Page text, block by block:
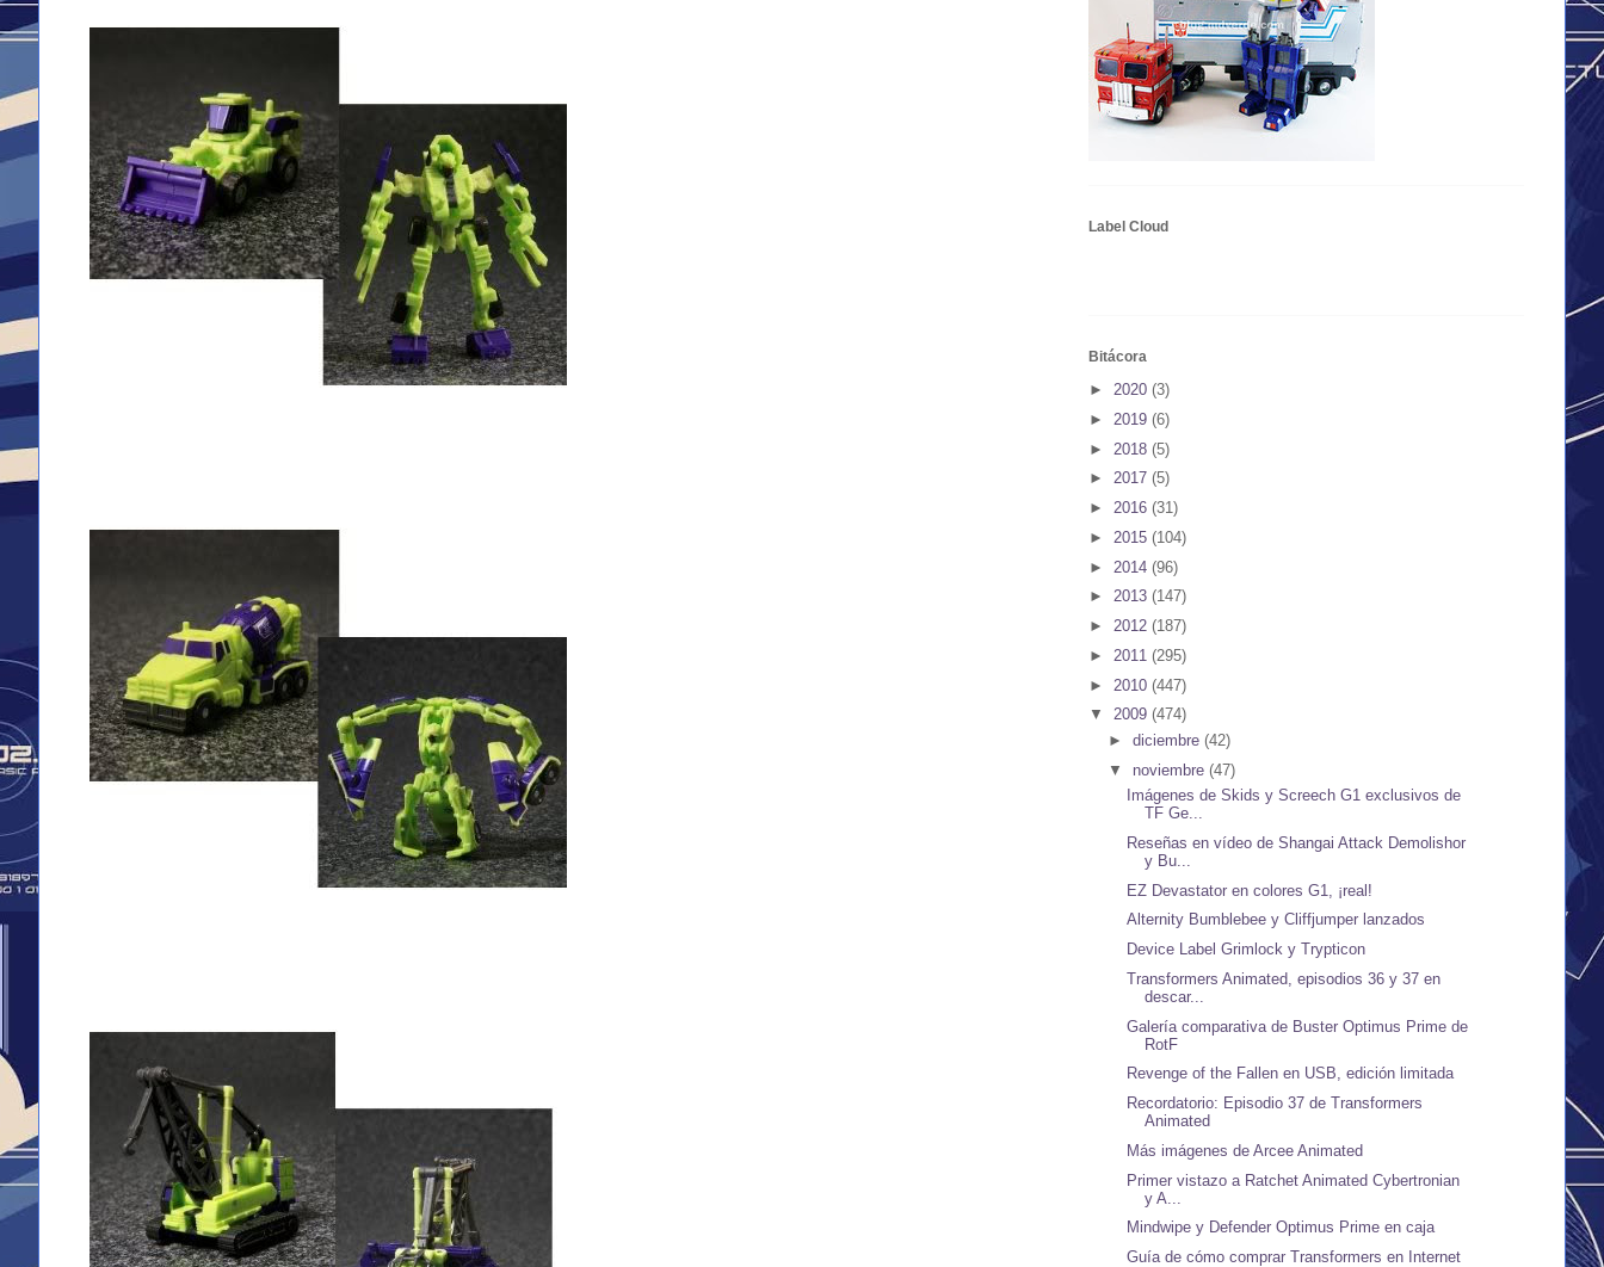
Label Cloud
Bitácora
► 2020 (3)
► 2019 (6)
► 2018 (5)
► 2017 (5)
► 2016 (31)
► 2015 (104)
► 2014 (96)
► 2013 (147)
► 2012 (187)
► 2011 (295)
► 2010 (447)
▼ 2009 (474)
► diciembre (42)
▼ noviembre (47)
Imágenes de Skids y Screech G1 exclusivos de
TF Ge...
Reseñas en vídeo de Shangai Attack Demolishor
y Bu...
EZ Devastator en colores G1, ¡real!
Alternity Bumblebee y Cliffjumper lanzados
Device Label Grimlock y Trypticon
Transformers Animated, episodios 36 y 37 en
descar...
Galería comparativa de Buster Optimus Prime de
RotF
Revenge of the Fallen en USB, edición limitada
Recordatorio: Episodio 37 de Transformers
Animated
Más imágenes de Arcee Animated
Primer vistazo a Ratchet Animated Cybertronian
y A...
Mindwipe y Defender Optimus Prime en caja
Guía de cómo comprar Transformers en Internet